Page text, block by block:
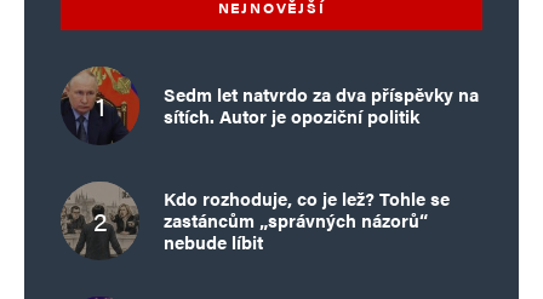
NEJNOVĚJŠÍ
Sedm let natvrdo za dva příspěvky na
sítích. Autor je opoziční politik
Kdo rozhoduje, co je lež? Tohle se
zastáncům „správných názorů“
nebude líbit